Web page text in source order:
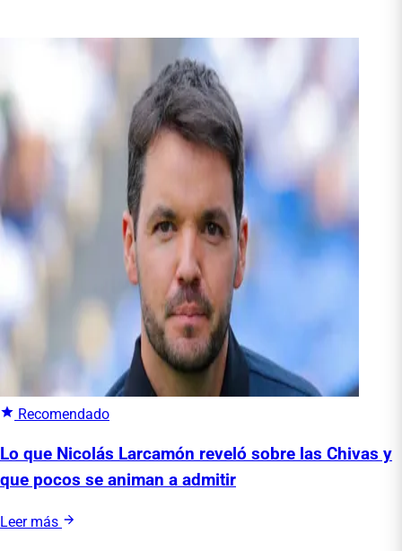
Recomendado
Lo que Nicolás Larcamón reveló sobre las Chivas y
que pocos se animan a admitir
Leer más